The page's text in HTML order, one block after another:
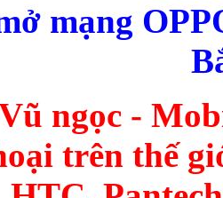
mạng
ngọc -
trên thế